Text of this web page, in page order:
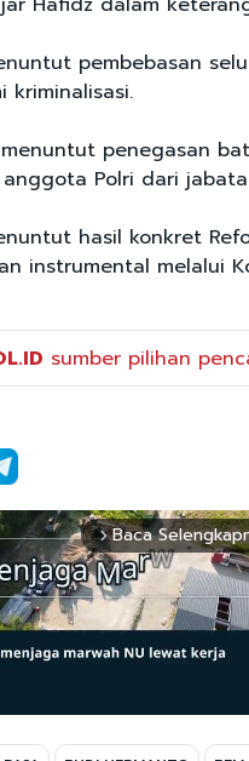
pembebasan
kriminalisasi.
penegasan
Polri dari
hasil konkret
instrumental melalui
sumber pilihan
arrow_forward_ios Baca